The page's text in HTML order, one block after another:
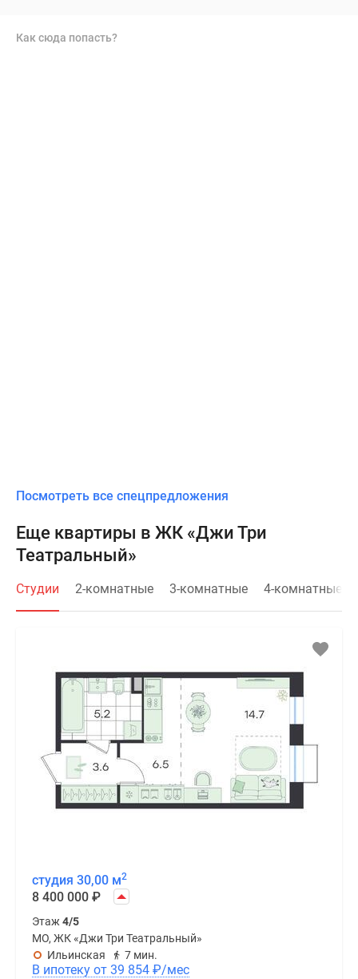
Как сюда попасть?
Посмотреть все спецпредложения
Еще квартиры в ЖК «Джи Три
Театральный»
Студии 2-комнатные 3-комнатные 4-комнатные
студия 30,00 м2
8 400 000 ₽
Этаж4/5
МО, ЖК «Джи Три Театральный»
Ильинская
7 мин.
В ипотеку от 39 854 ₽/мес